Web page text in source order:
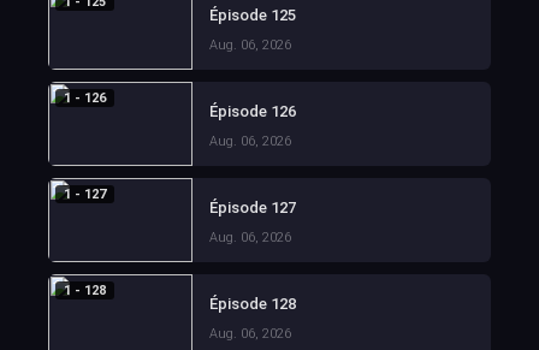
Épisode 125
Aug. 06, 2026
1 - 126
Épisode 126
Aug. 06, 2026
1 - 127
Épisode 127
Aug. 06, 2026
1 - 128
Épisode 128
Aug. 06, 2026